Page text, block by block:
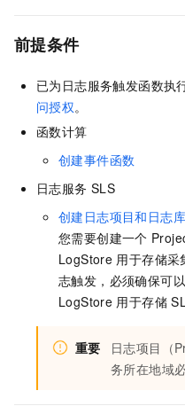
前提条件
已为日志服务触发函数执
问授权。
函数计算
创建事件函数
日志服务 SLS
创建日志项目和日志库
您需要创建一个
LogStore 用于存储采
志触发，必须确保可
LogStore 用于存储
重要 日志项目（
务所在地域